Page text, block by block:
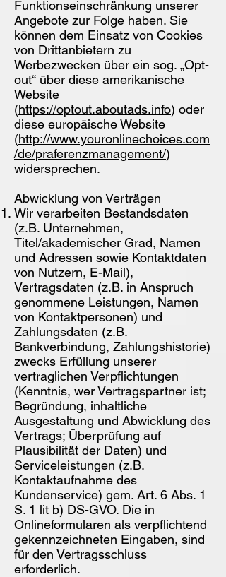
Funktionseinschränkung unserer
Angebote zur Folge haben. Sie
können dem Einsatz von Cookies
von Drittanbietern zu
Werbezwecken über ein sog. „Opt-
out“ über diese amerikanische
Website
(https://optout.aboutads.info) oder
diese europäische Website
(http://www.youronlinechoices.com
/de/praferenzmanagement/)
widersprechen.
Abwicklung von Verträgen
Wir verarbeiten Bestandsdaten
(z.B. Unternehmen,
Titel/akademischer Grad, Namen
und Adressen sowie Kontaktdaten
von Nutzern, E-Mail),
Vertragsdaten (z.B. in Anspruch
genommene Leistungen, Namen
von Kontaktpersonen) und
Zahlungsdaten (z.B.
Bankverbindung, Zahlungshistorie)
zwecks Erfüllung unserer
vertraglichen Verpflichtungen
(Kenntnis, wer Vertragspartner ist;
Begründung, inhaltliche
Ausgestaltung und Abwicklung des
Vertrags; Überprüfung auf
Plausibilität der Daten) und
Serviceleistungen (z.B.
Kontaktaufnahme des
Kundenservice) gem. Art. 6 Abs. 1
S. 1 lit b) DS-GVO. Die in
Onlineformularen als verpflichtend
gekennzeichneten Eingaben, sind
für den Vertragsschluss
erforderlich.